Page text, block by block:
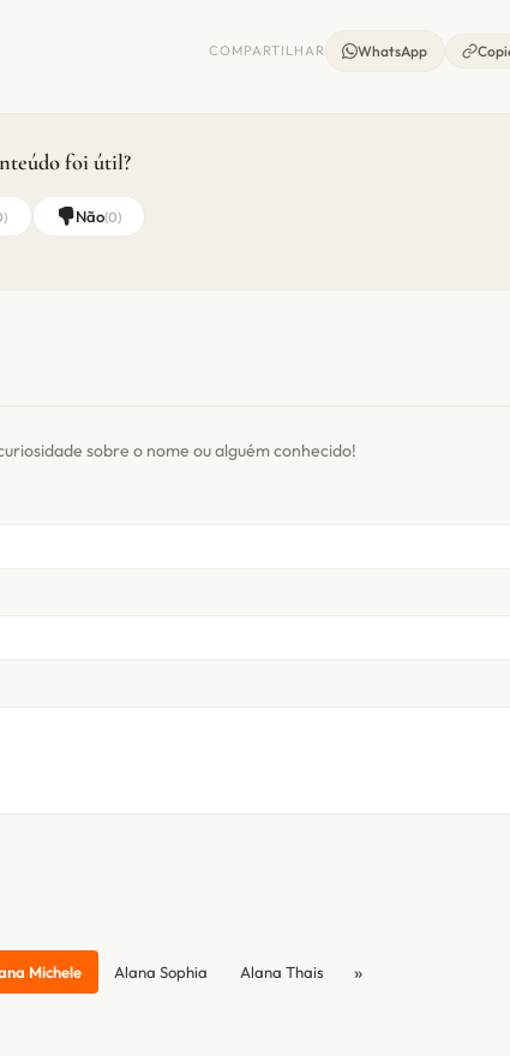
COMPARTILHAR WhatsApp
foi útil?
) Não(0)
sobre o nome ou alguém conhecido!
Michele Alana Sophia Alana Thais »